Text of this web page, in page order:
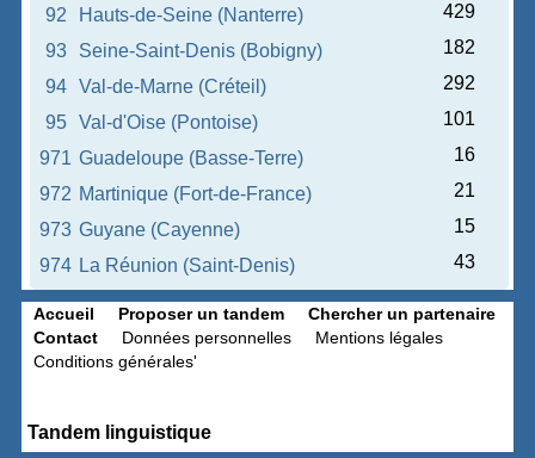
92
Hauts-de-Seine (Nanterre)
429
93
Seine-Saint-Denis (Bobigny)
182
94
Val-de-Marne (Créteil)
292
95
Val-d'Oise (Pontoise)
101
971 Guadeloupe (Basse-Terre)
16
972 Martinique (Fort-de-France)
21
973 Guyane (Cayenne)
15
974 La Réunion (Saint-Denis) 43
Accueil Proposer un tandem
Chercher un partenaire
Contact
Données personnelles
Mentions légales
Conditions générales'
Tandem linguistique